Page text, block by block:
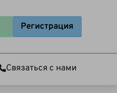
Регистрация
Связаться с нами